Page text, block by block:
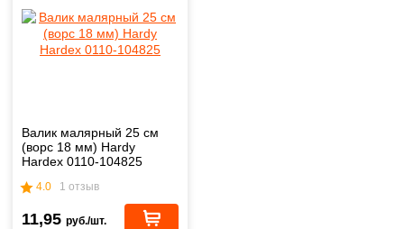
Валик малярный 25 см
(ворс 18 мм) Hardy
Hardex 0110-104825
4.0 1 отзыв
11,95 руб./шт.